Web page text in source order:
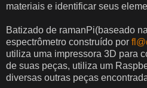
materiais e identificar seus
Batizado de ramanPi(baseado
espectrômetro construído por
utiliza uma impressora 3D para
de suas peças, utiliza um
diversas outras peças